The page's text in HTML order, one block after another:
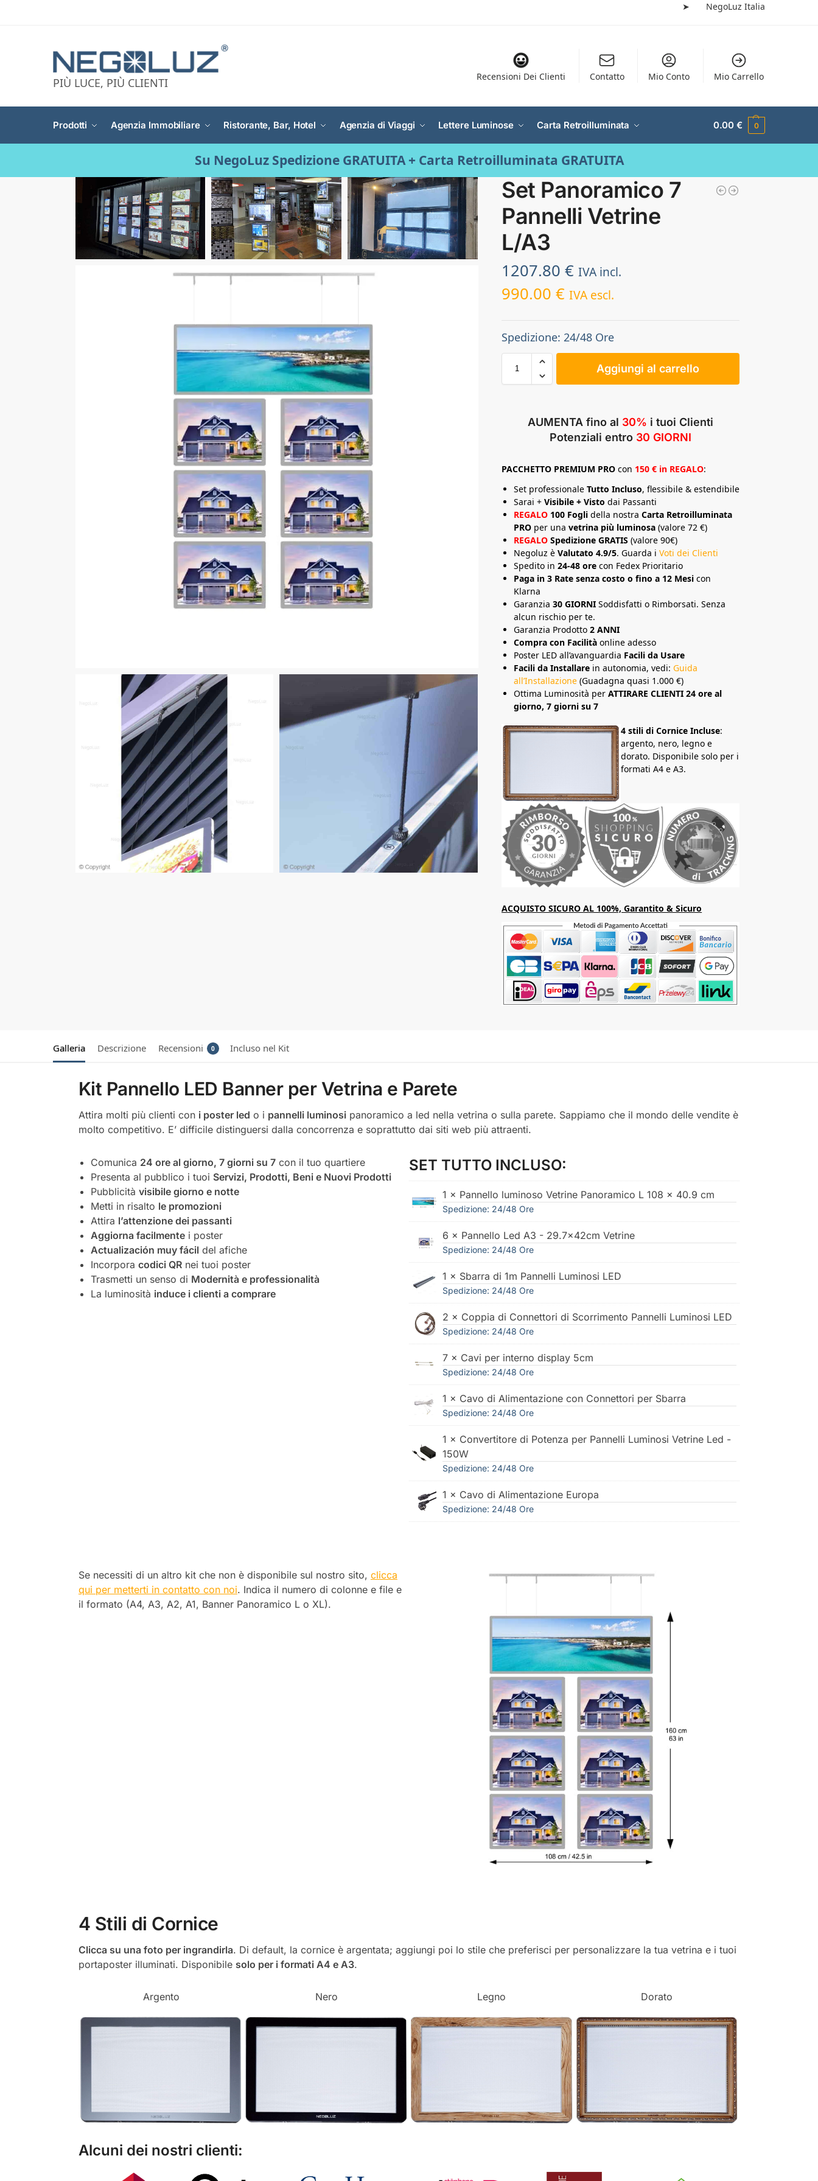
➤ NegoLuz Italia
PIÙ LUCE, PIÙ CLIENTI Recensioni Dei Clienti Contatto Mio Conto Mio Carrello
Prodotti Agenzia Immobiliare Ristorante, Bar, Hotel Agenzia di Viaggi Lettere Luminose Carta Retroilluminata 0.00€ 0
Su NegoLuz Spedizione GRATUITA + Carta Retroilluminata GRATUITA
Set Panoramico 7
Pannelli Vetrine
L/A3
1207.80€ IVA incl.
990.00€ IVA escl.
Spedizione: 24/48 Ore
Aggiungi al carrello
AUMENTA fino al 30% i tuoi Clienti
Potenziali entro 30 GIORNI
PACCHETTO PREMIUM PRO con 150 € in REGALO:
Set professionaleTutto Incluso, flessibile & estendibile
Sarai +Visibile + Visto dai Passanti
REGALO 100 Fogli della nostraCarta Retroilluminata
PRO per unavetrina più luminosa (valore 72 €)
REGALO Spedizione GRATIS (valore 90€)
Negoluz èValutato 4.9/5. Guarda iVoti dei Clienti
Spedito in24-48 ore con Fedex Prioritario
Paga in 3 Rate senza costo o fino a 12 Mesi con
Klarna
Garanzia30 GIORNI Soddisfatti o Rimborsati. Senza
alcun rischio per te.
Garanzia Prodotto2 ANNI
Compra con Facilità online adesso
Poster LED all’avanguardia Facili da Usare
Facili da Installare in autonomia, vedi:Guida
all’Installazione (Guadagna quasi 1.000 €)
Ottima Luminosità perATTIRARE CLIENTI 24 ore al
giorno, 7 giorni su 7
4 stili di Cornice Incluse:
argento, nero, legno e
dorato. Disponibile solo per i
formati A4 e A3.
ACQUISTO SICURO AL 100%, Garantito & Sicuro
Galleria Descrizione Recensioni 0 Incluso nel Kit
Kit Pannello LED Banner per Vetrina e Parete
Attira molti più clienti con i poster led o i pannelli luminosipanoramico a led nella vetrina o sulla parete. Sappiamo che il mondo delle vendite è
molto competitivo. E’ difficile distinguersi dalla concorrenza e soprattutto dai siti web più attraenti.
Comunica 24 ore al giorno, 7 giorni su 7con il tuo quartiere
Presenta al pubblico i tuoi Servizi, Prodotti, Beni e Nuovi Prodotti
Pubblicità visibile giorno e notte
Metti in risalto le promozioni
Attira l’attenzione dei passanti
Aggiorna facilmentei poster
Actualización muy fácil del afiche
Incorpora codici QRnei tuoi poster
Trasmetti un senso di Modernità e professionalità
La luminosità induce i clienti a comprare
SET TUTTO INCLUSO:
1 × Pannello luminoso Vetrine Panoramico L 108 x 40.9 cm
Spedizione: 24/48 Ore
6 × Pannello Led A3 - 29.7x42cm Vetrine
Spedizione: 24/48 Ore
1 × Sbarra di 1m Pannelli Luminosi LED
Spedizione: 24/48 Ore
2 × Coppia di Connettori di Scorrimento Pannelli Luminosi LED
Spedizione: 24/48 Ore
7 × Cavi per interno display 5cm
Spedizione: 24/48 Ore
1 × Cavo di Alimentazione con Connettori per Sbarra
Spedizione: 24/48 Ore
1 × Convertitore di Potenza per Pannelli Luminosi Vetrine Led -
150W
Spedizione: 24/48 Ore
1 × Cavo di Alimentazione Europa
Spedizione: 24/48 Ore
Se necessiti di un altro kit che non è disponibile sul nostro sito, clicca
qui per metterti in contatto con noi. Indica il numero di colonne e file e
il formato (A4, A3, A2, A1, Banner Panoramico L o XL).
4 Stili di Cornice
Clicca su una foto per ingrandirla. Di default, la cornice è argentata; aggiungi poi lo stile che preferisci per personalizzare la tua vetrina e i tuoi
portaposter illuminati. Disponibile solo per i formati A4 e A3.
Argento Nero Legno Dorato
Alcuni dei nostri clienti: